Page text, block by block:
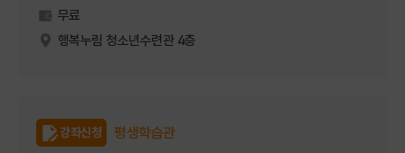
무료
행복누림 청소년수련관 4층
강좌신청 평생학습관